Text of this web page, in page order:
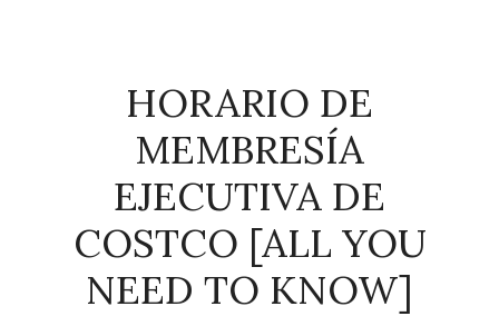
HORARIO DE
MEMBRESÍA
EJECUTIVA DE
COSTCO [ALL YOU
NEED TO KNOW]